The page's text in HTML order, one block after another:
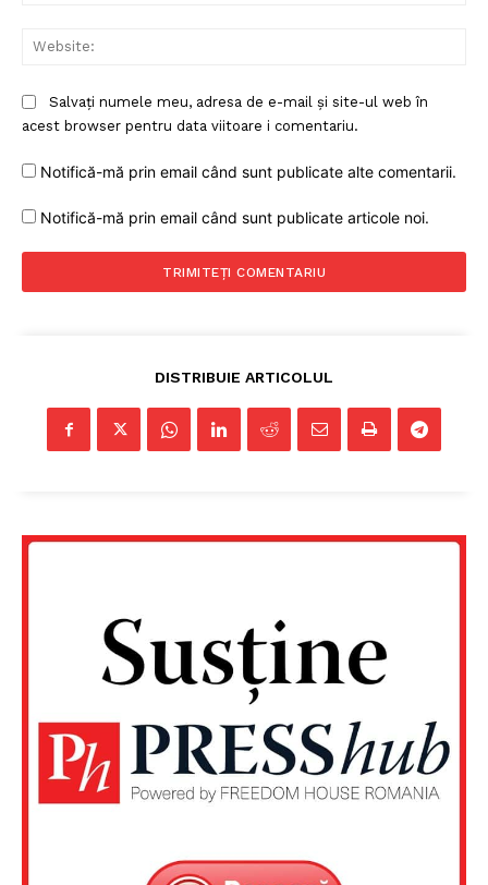
PRESShub
Proiecte editoriale
Rețea
Contact
Salvați numele meu, adresa de e-mail și site-ul web în
acest browser pentru data viitoare i comentariu.
Notifică-mă prin email când sunt publicate alte comentarii.
Notifică-mă prin email când sunt publicate articole noi.
DISTRIBUIE ARTICOLUL